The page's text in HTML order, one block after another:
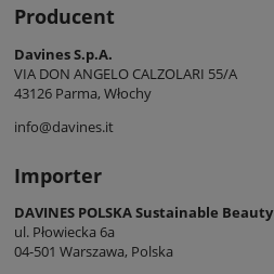
Producent
Davines S.p.A.
VIA DON ANGELO CALZOLARI 55/A
43126 Parma, Włochy
info@davines.it
Importer
DAVINES POLSKA Sustainable Beauty
ul. Płowiecka 6a
04-501 Warszawa, Polska